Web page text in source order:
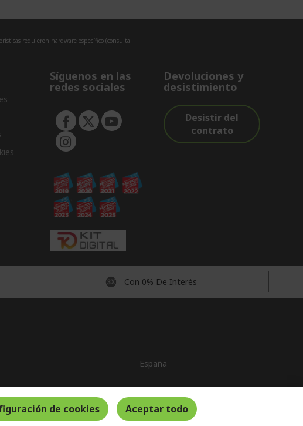
requieren hardware específico (consulta
Síguenos en las
redes sociales
Devoluciones y
desistimiento
Desistir del
contrato
Con 0% De Interés
España
de cookies Aceptar todo